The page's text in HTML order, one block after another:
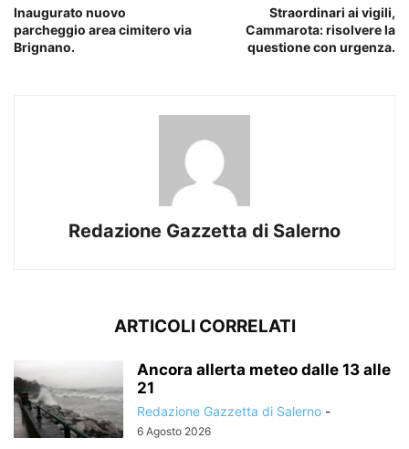
Inaugurato nuovo
parcheggio area cimitero via
Brignano.
Straordinari ai vigili,
Cammarota: risolvere la
questione con urgenza.
Redazione Gazzetta di Salerno
ARTICOLI CORRELATI
Ancora allerta meteo dalle 13 alle
21
Redazione Gazzetta di Salerno -
6 Agosto 2026